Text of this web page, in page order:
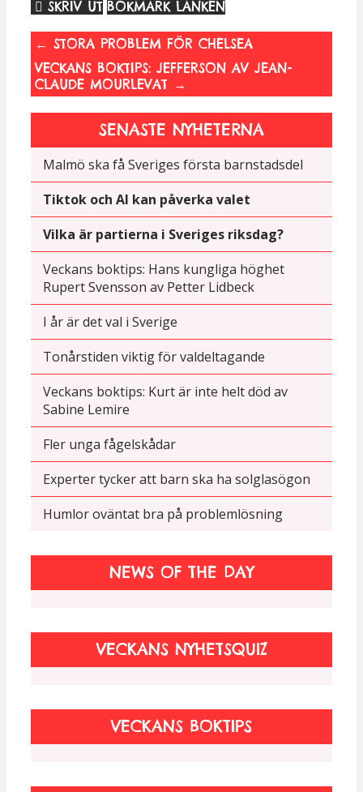
SKRIV UT BOKMÄRK LÄNKEN
← STORA PROBLEM FÖR CHELSEA
VECKANS BOKTIPS: JEFFERSON AV JEAN-
CLAUDE MOURLEVAT →
SENASTE NYHETERNA
Malmö ska få Sveriges första barnstadsdel
Tiktok och AI kan påverka valet
Vilka är partierna i Sveriges riksdag?
Veckans boktips: Hans kungliga höghet
Rupert Svensson av Petter Lidbeck
I år är det val i Sverige
Tonårstiden viktig för valdeltagande
Veckans boktips: Kurt är inte helt död av
Sabine Lemire
Fler unga fågelskådar
Experter tycker att barn ska ha solglasögon
Humlor oväntat bra på problemlösning
NEWS OF THE DAY
VECKANS NYHETSQUIZ
VECKANS BOKTIPS